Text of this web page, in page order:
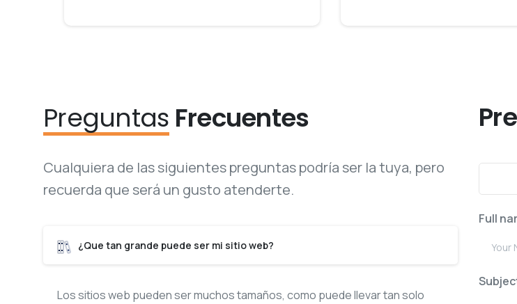
Preguntas Frecuentes
Cualquiera de las siguientes preguntas podría ser la tuya, pero
recuerda que será un gusto atenderte.
¿Que tan grande puede ser mi sitio web?
Los sitios web pueden ser muchos tamaños, como puede llevar tan solo
Full